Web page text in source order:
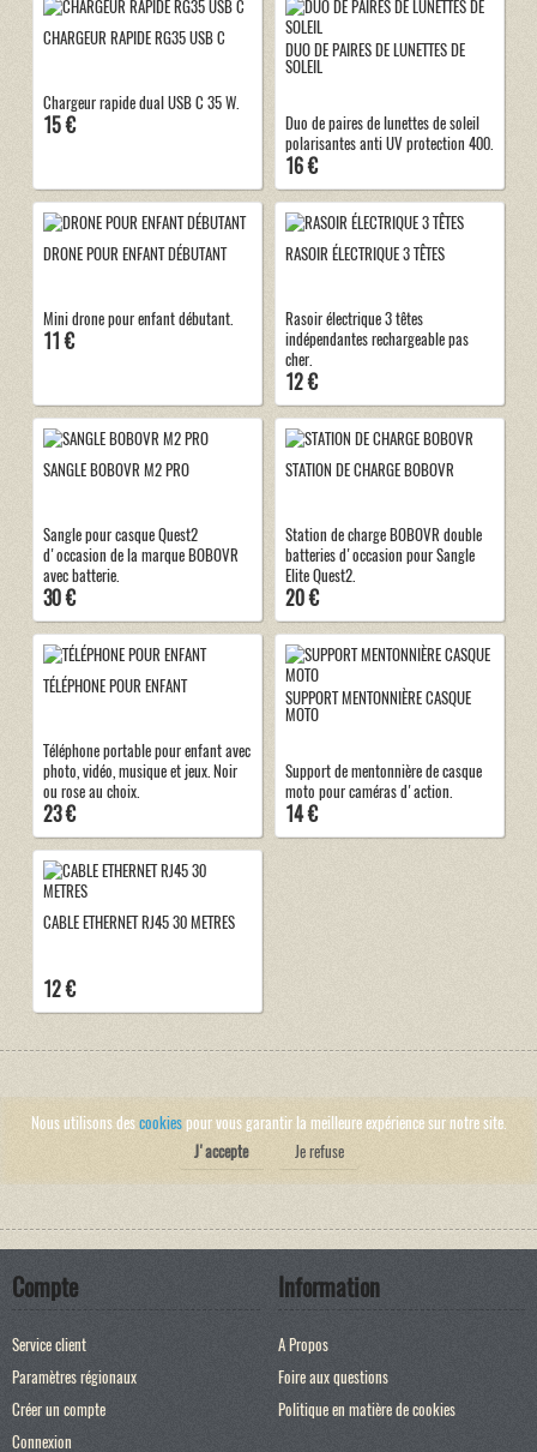
CHARGEUR RAPIDE RG35 USB C
Chargeur rapide dual USB C 35 W.
15 €
DUO DE PAIRES DE LUNETTES DE
SOLEIL
Duo de paires de lunettes de soleil
polarisantes anti UV protection 400.
16 €
DRONE POUR ENFANT DÉBUTANT
Mini drone pour enfant débutant.
11 €
RASOIR ÉLECTRIQUE 3 TÊTES
Rasoir électrique 3 têtes
indépendantes rechargeable pas
cher.
12 €
SANGLE BOBOVR M2 PRO
Sangle pour casque Quest2
d'occasion de la marque BOBOVR
avec batterie.
30 €
STATION DE CHARGE BOBOVR
Station de charge BOBOVR double
batteries d'occasion pour Sangle
Elite Quest2.
20 €
TÉLÉPHONE POUR ENFANT
Téléphone portable pour enfant avec
photo, vidéo, musique et jeux. Noir
ou rose au choix.
23 €
SUPPORT MENTONNIÈRE CASQUE
MOTO
Support de mentonnière de casque
moto pour caméras d'action.
14 €
CABLE ETHERNET RJ45 30 METRES
12 €
Nous utilisons descookiespour vous garantir la meilleure expérience sur notre site.
J'accepte
Je refuse
Compte
Service client
Paramètres régionaux
Créer un compte
Connexion
Information
A Propos
Foire aux questions
Politique en matière de cookies